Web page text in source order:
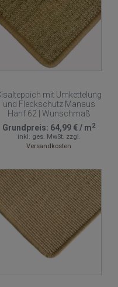
mit Umkettelung
und Fleckschutz Manaus
Hanf 62 | Wunschmaß
Grundpreis: 64,99 €/ m2
inkl. ges. MwSt. zzgl.
Versandkosten